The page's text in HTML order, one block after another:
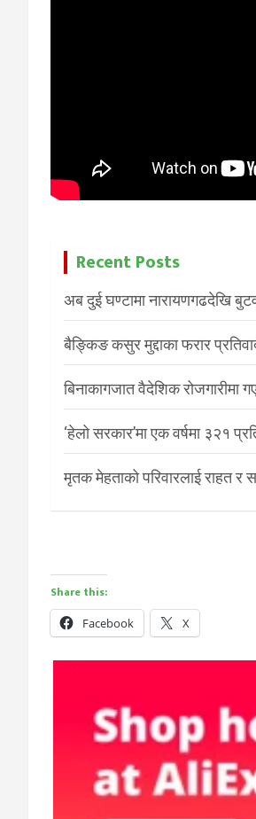
Recent Posts
अब दुई घण्टामा नारायणगढदेखि
बैङ्किङ कसुर मुद्दाका फरार
बिनाकागजात वैदेशिक रोजगारीमा
‘हेलो सरकार’मा एक वर्षमा ३२१
मृतक मेहताको परिवारलाई राहत र
Share this:
Facebook X